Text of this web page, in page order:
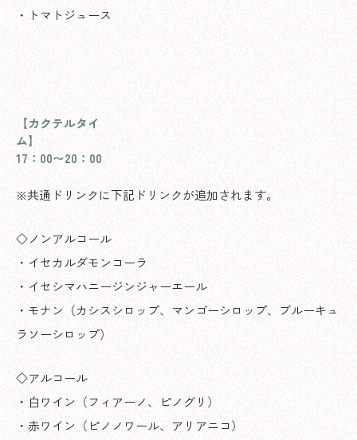
・トマトジュース
【カクテルタイ
ム】
17：00〜20：00
※共通ドリンクに下記ドリンクが追加されます。
◇ノンアルコール
・イセカルダモンコーラ
・イセシマハニージンジャーエール
・モナン（カシスシロップ、マンゴーシロップ、ブルーキュ
ラソーシロップ）
◇アルコール
・白ワイン（フィアーノ、ピノグリ）
・赤ワイン（ピノノワール、アリアニコ）